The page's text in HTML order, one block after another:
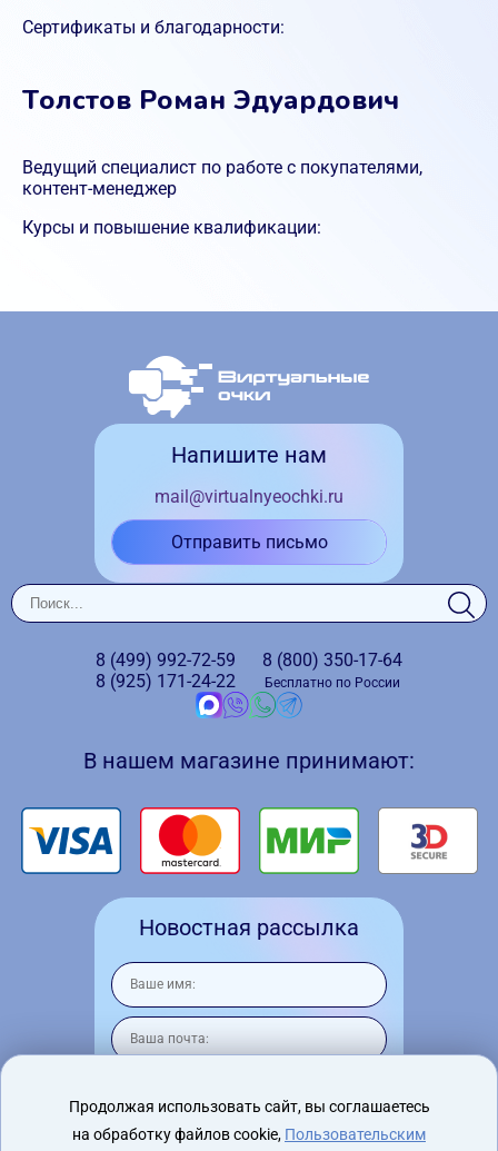
Сертификаты и благодарности:
Толстов Роман Эдуардович
Ведущий специалист по работе с покупателями,
контент-менеджер
Курсы и повышение квалификации:
Напишите нам
mail@virtualnyeochki.ru
Отправить письмо
8 (499) 992-72-59
8 (925) 171-24-22
8 (800) 350-17-64
Бесплатно по России
В нашем магазине принимают:
Новостная рассылка
Я согласен на обработку персональных
Продолжая использовать сайт, вы соглашаетесь
на обработку файлов cookie, Пользовательским